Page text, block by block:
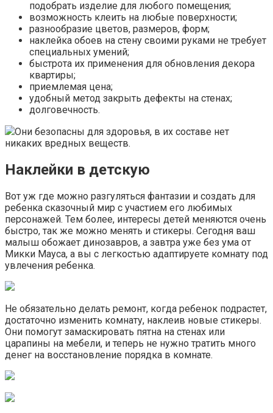
подобрать изделие для любого помещения;
возможность клеить на любые поверхности;
разнообразие цветов, размеров, форм;
наклейка обоев на стену своими руками не требует
специальных умений;
быстрота их применения для обновления декора
квартиры;
приемлемая цена;
удобный метод закрыть дефекты на стенах;
долговечность.
Они безопасны для здоровья, в их составе нет
никаких вредных веществ.
Наклейки в детскую
Вот уж где можно разгуляться фантазии и создать для
ребенка сказочный мир с участием его любимых
персонажей. Тем более, интересы детей меняются очень
быстро, так же можно менять и стикеры. Сегодня ваш
малыш обожает динозавров, а завтра уже без ума от
Микки Мауса, а вы с легкостью адаптируете комнату под
увлечения ребенка.
Не обязательно делать ремонт, когда ребенок подрастет,
достаточно изменить комнату, наклеив новые стикеры.
Они помогут замаскировать пятна на стенах или
царапины на мебели, и теперь не нужно тратить много
денег на восстановление порядка в комнате.